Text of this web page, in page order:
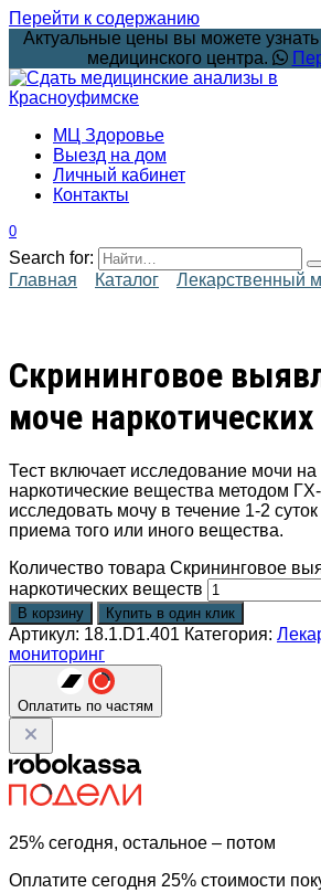
Перейти к содержанию
Актуальные цены вы можете
медицинского центра.
МЦ Здоровье
Выезд на дом
Личный кабинет
Контакты
0
Search for:
Главная
Каталог Лекарственный
Скрининговое
моче
Тест включает исследование мочи
наркотические вещества методом
исследовать мочу в течение 1-2
приема того или иного вещества.
Количество товара Скрининговое
наркотических веществ
В корзину Купить в один клик
Артикул: 18.1.D1.401 Категория:
мониторинг
Оплатить по частям
25% сегодня, остальное – потом
Оплатите сегодня 25% стоимости